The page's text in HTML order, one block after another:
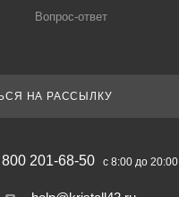
Вопрос-ответ
НА РАССЫЛКУ
201-68-50 с 8:00 до 20:00